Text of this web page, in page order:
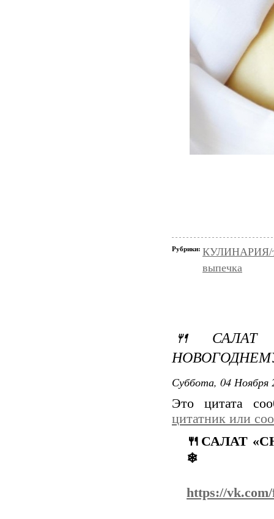
Рубрики: КУЛИНАРИЯ/
выпечка
🍴САЛАТ
Суббота, 04 Ноября
Это цитата
цитатник или
🍴САЛАТ
❄
https://vk.com/